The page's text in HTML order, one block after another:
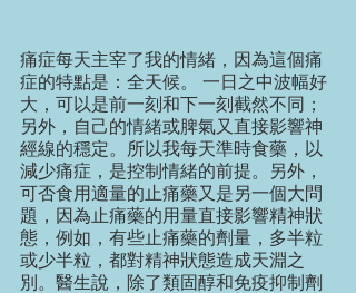
痛症每天主宰了我的情緒，因為這個痛
症的特點是：全天候。 一日之中波幅好
大，可以是前一刻和下一刻截然不同；
另外，自己的情緒或脾氣又直接影響神
經線的穩定。所以我每天準時食藥，以
減少痛症，是控制情緒的前提。另外，
可否食用適量的止痛藥又是另一個大問
題，因為止痛藥的用量直接影響精神狀
態，例如，有些止痛藥的劑量，多半粒
或少半粒，都對精神狀態造成天淵之
別。醫生說，除了類固醇和免疫抑制劑